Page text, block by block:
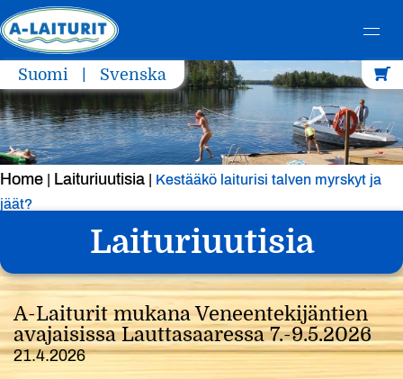
Skip
to
content
Suomi Svenska
Home Laituriuutisia
Kestääkö laiturisi talven myrskyt ja
jäät?
Laituriuutisia
A-Laiturit mukana Veneentekijäntien
avajaisissa Lauttasaaressa 7.-9.5.2026
21.4.2026